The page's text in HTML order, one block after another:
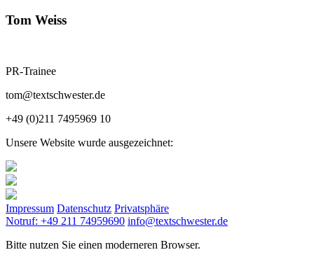
Tom Weiss
PR-Trainee
tom@textschwester.de
+49 (0)211 7495969 10
Unsere Website wurde ausgezeichnet:
Impressum Datenschutz Privatsphäre
Notruf: +49 211 74959690 info@textschwester.de
Bitte nutzen Sie einen moderneren Browser.